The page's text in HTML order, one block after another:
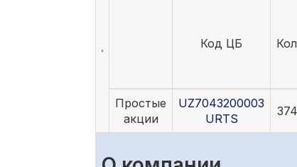
Код ЦБ
Простые
акции
UZ7043200003
URTS